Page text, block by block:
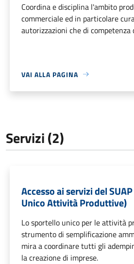
Coordina e disciplina l'ambito
commerciale ed in particolare
autorizzazioni che di competenza
VAI ALLA PAGINA
Servizi (2)
Accesso ai servizi del
Unico Attività Produttive)
Lo sportello unico per le attività
strumento di semplificazione
mira a coordinare tutti gli
la creazione di imprese.